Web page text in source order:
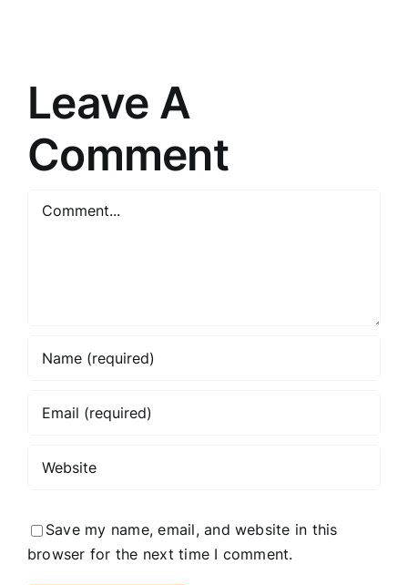
Leave A
Comment
Comment
Save my name, email, and website in this
browser for the next time I comment.